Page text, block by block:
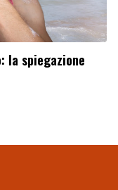
la spiegazione